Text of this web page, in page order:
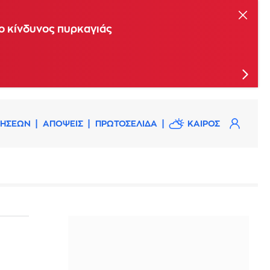
Εκτίμησης Κινδύνου
κίνδυνος πυρκαγιάς
ΑΠΟΨΕΙΣ ΠΡΩΤΟΣΕΛΙΔΑ ΚΑΙΡΟΣ